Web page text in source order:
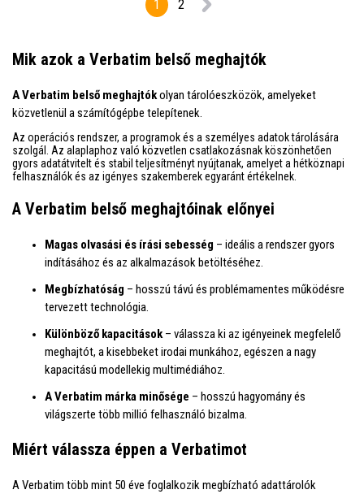
1 2
Mik azok a Verbatim belső meghajtók
A Verbatim belső meghajtókolyan tárolóeszközök, amelyeket
közvetlenül a számítógépbe telepítenek.
Az operációs rendszer, a programok és a személyes adatok tárolására
szolgál. Az alaplaphoz való közvetlen csatlakozásnak köszönhetően
gyors adatátvitelt és stabil teljesítményt nyújtanak, amelyet a hétköznapi
felhasználók és az igényes szakemberek egyaránt értékelnek.
A Verbatim belső meghajtóinak előnyei
Magas olvasási és írási sebesség – ideális a rendszer gyors
indításához és az alkalmazások betöltéséhez.
Megbízhatóság – hosszú távú és problémamentes működésre
tervezett technológia.
Különböző kapacitások– válassza ki az igényeinek megfelelő
meghajtót, a kisebbeket irodai munkához, egészen a nagy
kapacitású modellekig multimédiához.
A Verbatim márka minősége – hosszú hagyomány és
világszerte több millió felhasználó bizalma.
Miért válassza éppen a Verbatimot
A Verbatim több mint 50 éve foglalkozik megbízható adattárolók